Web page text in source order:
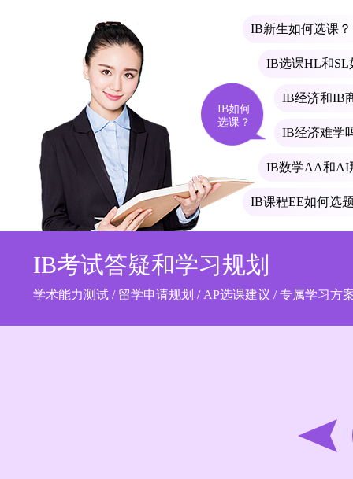
IB如何
选课？
IB新生如何选课？
IB选课HL和SL
IB经济和IB
IB经济难学
IB数学AA和AI
IB课程EE如何选
IB考试答疑和学习规划
学术能力测试 / 留学申请规划 / AP选课建议 / 专属学习方